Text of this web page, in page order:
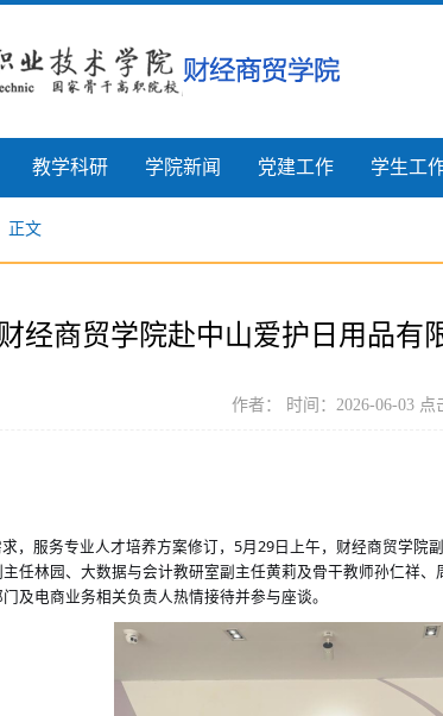
教学科研 学院新闻 党建工作 学生工
正文
财经商贸学院赴中山爱护日用品有
作者： 时间：2026-06-03 点
，服务专业人才培养方案修订，5月29日上午，财经商贸学院
任林园、大数据与会计教研室副主任黄莉及骨干教师孙仁祥、
及电商业务相关负责人热情接待并参与座谈。